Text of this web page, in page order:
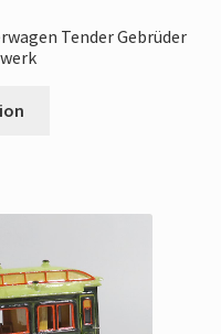
Tender Gebrüder